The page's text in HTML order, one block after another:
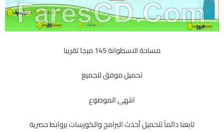
مساحة الاسطوانة 145 ميجا تقريبا
تحميل موفق للجميع
انتهى الموضوع
تابعنا دائماً لتحميل أحدث البرامج والكورسات بروابط حصرية